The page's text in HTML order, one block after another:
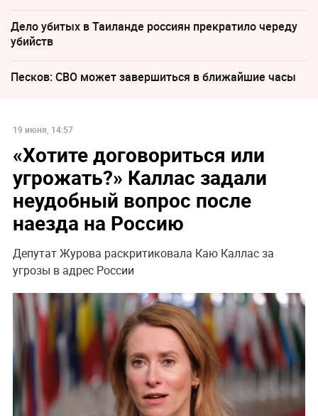
Дело убитых в Таиланде россиян прекратило череду
убийств
Песков: СВО может завершиться в ближайшие часы
19 июня, 14:57
«Хотите договориться или
угрожать?» Каллас задали
неудобный вопрос после
наезда на Россию
Депутат Журова раскритиковала Каю Каллас за
угрозы в адрес России